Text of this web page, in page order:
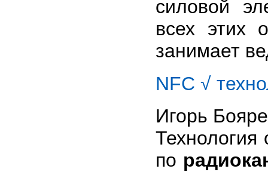
силовой
всех этих
занимает
NFC √
Игорь
по